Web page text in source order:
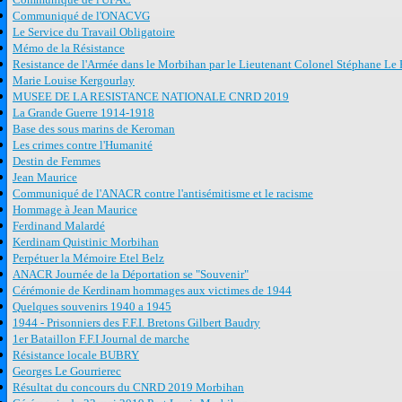
Communiqué de l'ONACVG
Le Service du Travail Obligatoire
Mémo de la Résistance
Resistance de l'Armée dans le Morbihan par le Lieutenant Colonel Stéphane Le
Marie Louise Kergourlay
MUSEE DE LA RESISTANCE NATIONALE CNRD 2019
La Grande Guerre 1914-1918
Base des sous marins de Keroman
Les crimes contre l'Humanité
Destin de Femmes
Jean Maurice
Communiqué de l'ANACR contre l'antisémitisme et le racisme
Hommage à Jean Maurice
Ferdinand Malardé
Kerdinam Quistinic Morbihan
Perpétuer la Mémoire Etel Belz
ANACR Journée de la Déportation se "Souvenir"
Cérémonie de Kerdinam hommages aux victimes de 1944
Quelques souvenirs 1940 a 1945
1944 - Prisonniers des F.F.I. Bretons Gilbert Baudry
1er Bataillon F.F.I Journal de marche
Résistance locale BUBRY
Georges Le Gourrierec
Résultat du concours du CNRD 2019 Morbihan